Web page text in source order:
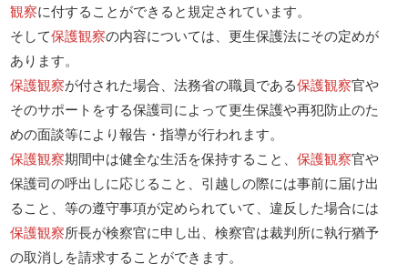
観察に付することができると規定されています。
そして保護観察の内容については、更生保護法にその定めが
あります。
保護観察が付された場合、法務省の職員である保護観察官や
そのサポートをする保護司によって更生保護や再犯防止のた
めの面談等により報告・指導が行われます。
保護観察期間中は健全な生活を保持すること、保護観察官や
保護司の呼出しに応じること、引越しの際には事前に届け出
ること、等の遵守事項が定められていて、違反した場合には
保護観察所長が検察官に申し出、検察官は裁判所に執行猶予
の取消しを請求することができます。